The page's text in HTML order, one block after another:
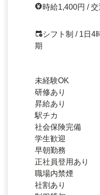
時給1,400円 /
シフト制 / 1日4
期
未経験OK
研修あり
昇給あり
駅チカ
社会保険完備
学生歓迎
早朝勤務
正社員登用あり
職場内禁煙
社割あり